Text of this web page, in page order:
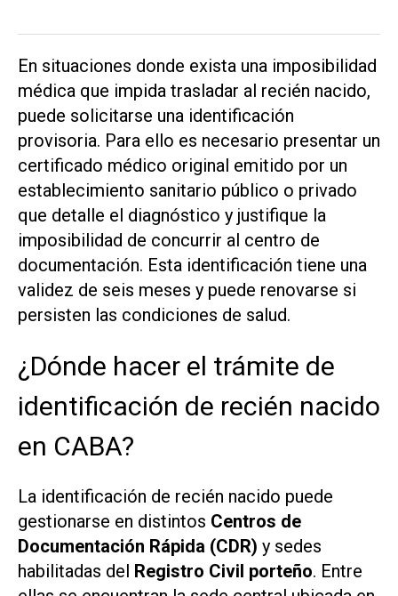
En situaciones donde exista una imposibilidad
médica que impida trasladar al recién nacido,
puede solicitarse una identificación
provisoria. Para ello es necesario presentar un
certificado médico original emitido por un
establecimiento sanitario público o privado
que detalle el diagnóstico y justifique la
imposibilidad de concurrir al centro de
documentación. Esta identificación tiene una
validez de seis meses y puede renovarse si
persisten las condiciones de salud.
¿Dónde hacer el trámite de
identificación de recién nacido
en CABA?
La identificación de recién nacido puede
gestionarse en distintos Centros de
Documentación Rápida (CDR) y sedes
habilitadas del Registro Civil porteño. Entre